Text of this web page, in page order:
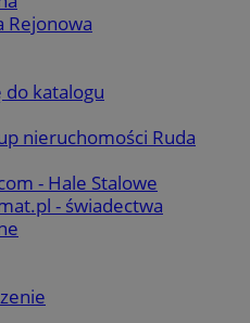
Rejonowa
katalogu
nieruchomości Ruda
- Hale Stalowe
- świadectwa